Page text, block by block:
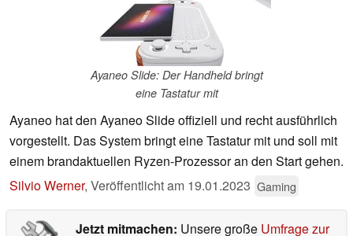
Ayaneo Slide: Der Handheld bringt
eine Tastatur mit
Ayaneo hat den Ayaneo Slide offiziell und recht ausführlich
vorgestellt. Das System bringt eine Tastatur mit und soll mit
einem brandaktuellen Ryzen-Prozessor an den Start gehen.
Silvio Werner, Veröffentlicht am 19.01.2023 Gaming
Jetzt mitmachen: Unsere große Umfrage zur